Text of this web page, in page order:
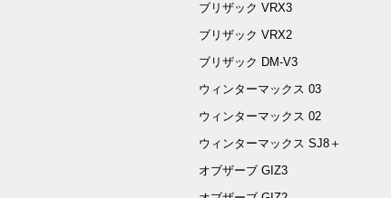
ブリザック VRX3
ブリザック VRX2
ブリザック DM-V3
ウィンターマックス 03
ウィンターマックス 02
ウィンターマックス SJ8＋
オブザーブ GIZ3